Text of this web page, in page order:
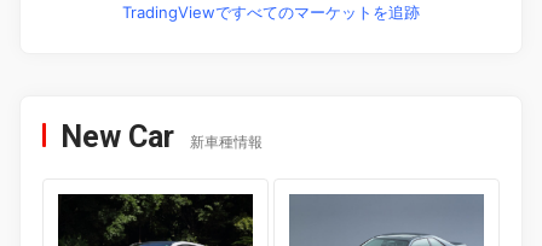
TradingViewですべてのマーケットを追跡
New Car 新車種情報